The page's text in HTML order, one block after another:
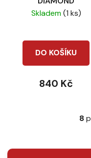
Skladem(1 ks)
DO KOŠÍKU
840 Kč
8